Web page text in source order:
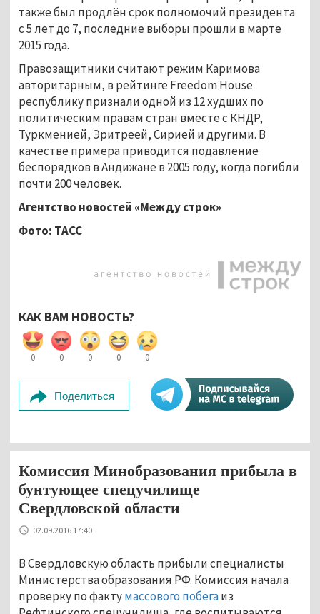
также был продлён срок полномочий президента
с 5 лет до 7, последние выборы прошли в марте
2015 года.
Правозащитники считают режим Каримова
авторитарным, в рейтинге Freedom House
республику признали одной из 12 худших по
политическим правам стран вместе с КНДР,
Туркменией, Эритреей, Сирией и другими. В
качестве примера приводится подавление
беспорядков в Андижане в 2005 году, когда погибли
почти 200 человек.
Агентство новостей «Между строк»
Фото: ТАСС
КАК ВАМ НОВОСТЬ?
0 0 0 0 0
Поделиться
Комиссия Минобразования прибыла в
бунтующее спецучилище
Свердловской области
02.09.2016 17:40
В Свердловскую область прибыли специалисты
Министерства образования РФ. Комиссия начала
проверку по фактумассового побегаиз